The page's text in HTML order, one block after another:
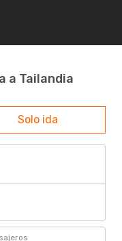
a Tailandia
Solo ida